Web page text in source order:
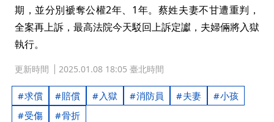
期，並分別褫奪公權2年、1年。蔡姓夫妻不甘遭重判，
全案再上訴，最高法院今天駁回上訴定讞，夫婦倆將入獄
執行。
更新時間 2025.01.08 18:05 臺北時間
求償 賠償 入獄 消防員 夫妻
小孩
受傷
骨折